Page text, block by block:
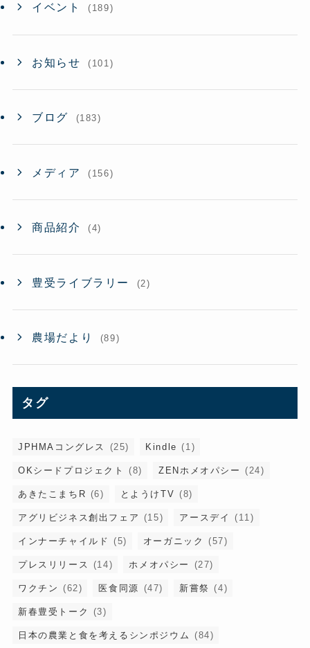
イベント (189)
お知らせ (101)
ブログ (183)
メディア (156)
商品紹介 (4)
豊受ライブラリー (2)
農場だより (89)
タグ
JPHMAコングレス (25) Kindle (1)
OKシードプロジェクト (8) ZENホメオパシー (24)
あきたこまちR (6) とようけTV (8)
アグリビジネス創出フェア (15) アースデイ (11)
インナーチャイルド (5) オーガニック (57)
プレスリリース (14) ホメオパシー (27)
ワクチン (62) 医食同源 (47) 新嘗祭 (4)
新春豊受トーク (3)
日本の農業と食を考えるシンポジウム (84)